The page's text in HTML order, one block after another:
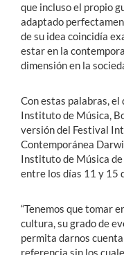
que incluso el propio
adaptado
de su idea coincidía
estar en la
dimensión en la
Con estas palabras,
Instituto de Música,
versión del Festival
Contemporánea
Instituto de Música
entre los días 11 y 15
“Tenemos que tomar
cultura, su grado de
permita darnos
referencia sin los